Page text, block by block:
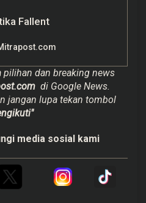
Fallent
pilihan dan breaking news
di Google News.
jangan lupa tekan tombol
media sosial kami